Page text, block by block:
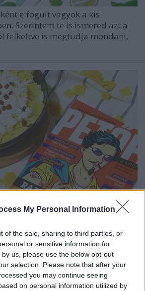
My Personal Information
of the sale, sharing to third parties, or
or sensitive information for
us, please use the below opt-out
selection. Please note that after your
you may continue seeing
on personal information utilized by
elfogult vagyok a kis
Szerintem te is ismered azt a
felkeltve is megtudja mondani,
09.